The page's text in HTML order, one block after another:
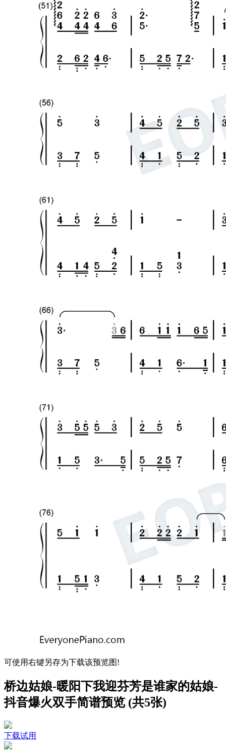
可使用右键另存为下载该预览图!
桥边姑娘-暖阳下我迎芬芳是谁家的姑娘-
抖音爆火双手简谱预览 (共5张)
下载试用